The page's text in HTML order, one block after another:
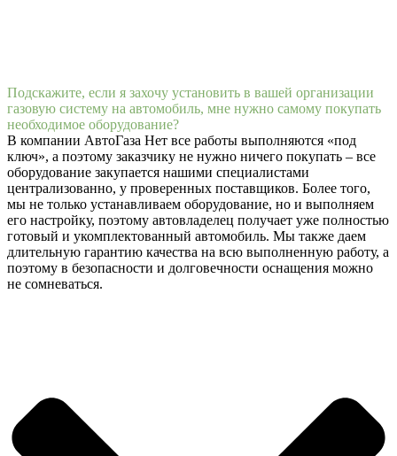
Подскажите, если я захочу установить в вашей организации
газовую систему на автомобиль, мне нужно самому покупать
необходимое оборудование?
В компании АвтоГаза Нет все работы выполняются «под
ключ», а поэтому заказчику не нужно ничего покупать – все
оборудование закупается нашими специалистами
централизованно, у проверенных поставщиков. Более того,
мы не только устанавливаем оборудование, но и выполняем
его настройку, поэтому автовладелец получает уже полностью
готовый и укомплектованный автомобиль. Мы также даем
длительную гарантию качества на всю выполненную работу, а
поэтому в безопасности и долговечности оснащения можно
не сомневаться.